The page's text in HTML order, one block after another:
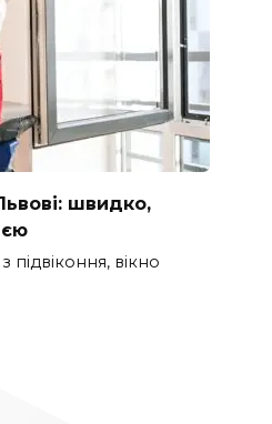
швидко,
вікно